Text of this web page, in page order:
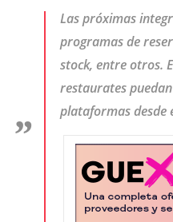
Las próximas
programas de
stock, entre otros.
restaurates
plataformas desde